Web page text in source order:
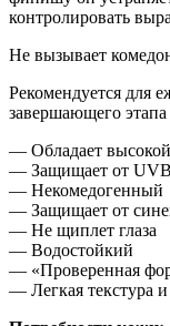
контролировать
Не вызывает
Рекомендуется для
завершающего
— Обладает
— Защищает от
— Некомедогенный
— Защищает от
— Не щиплет глаза
— Водостойкий
— «Проверенная
— Легкая текстура